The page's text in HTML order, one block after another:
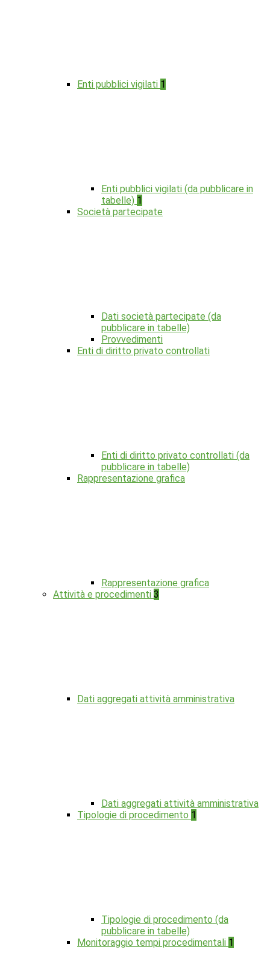
Enti pubblici vigilati 1
Enti pubblici vigilati (da pubblicare in
tabelle) 1
Società partecipate
Dati società partecipate (da
pubblicare in tabelle)
Provvedimenti
Enti di diritto privato controllati
Enti di diritto privato controllati (da
pubblicare in tabelle)
Rappresentazione grafica
Rappresentazione grafica
Attività e procedimenti 3
Dati aggregati attività amministrativa
Dati aggregati attività amministrativa
Tipologie di procedimento 1
Tipologie di procedimento (da
pubblicare in tabelle)
Monitoraggio tempi procedimentali 1